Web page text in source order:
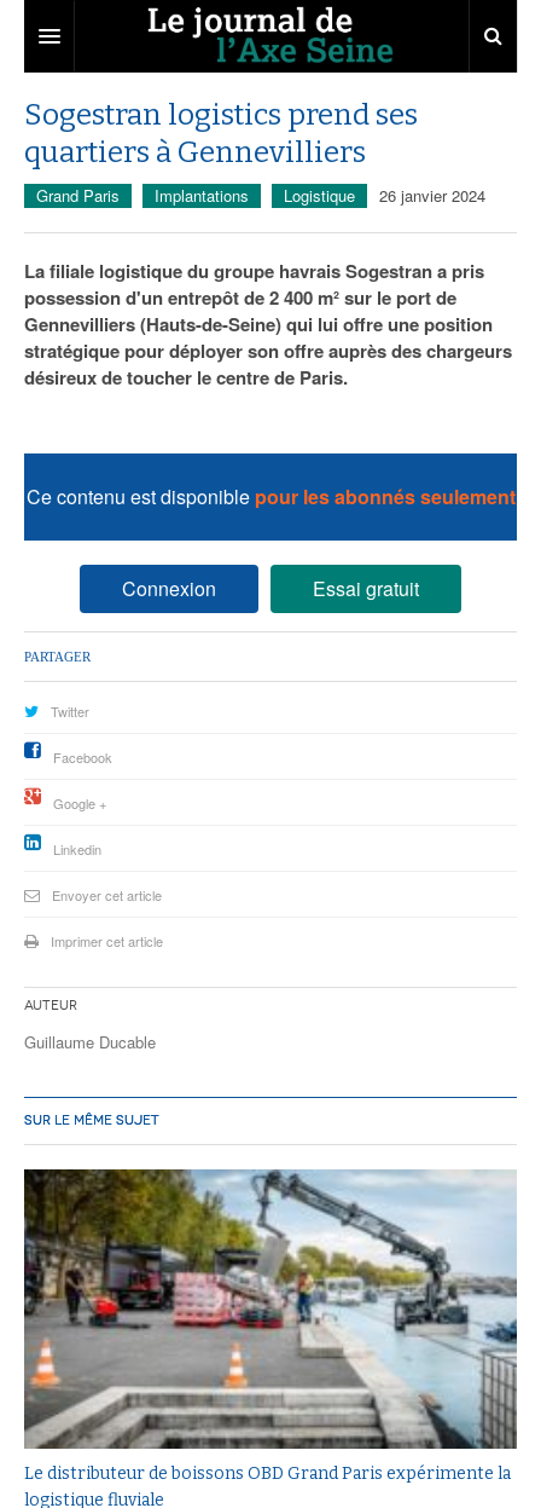
Territoires
Aménagement
Institutions
Services urbains
Entreprises
Attractivité
Innovation
Grand Paris
14
76
77
Carnet
Agenda
Sommet de l’Axe Seine
Sogestran logistics prend ses
quartiers à Gennevilliers
Grand Paris Implantations Logistique 26 janvier 2024
La filiale logistique du groupe havrais Sogestran a pris
possession d'un entrepôt de 2 400 m² sur le port de
Gennevilliers (Hauts-de-Seine) qui lui offre une position
stratégique pour déployer son offre auprès des chargeurs
désireux de toucher le centre de Paris.
Ce contenu est disponible pour les abonnés seulement
Connexion Essai gratuit
PARTAGER
Twitter
Facebook
Google +
Linkedin
Envoyer cet article
Imprimer cet article
Auteur
Guillaume Ducable
SUR LE MÊME SUJET
Le distributeur de boissons OBD Grand Paris expérimente la
logistique fluviale